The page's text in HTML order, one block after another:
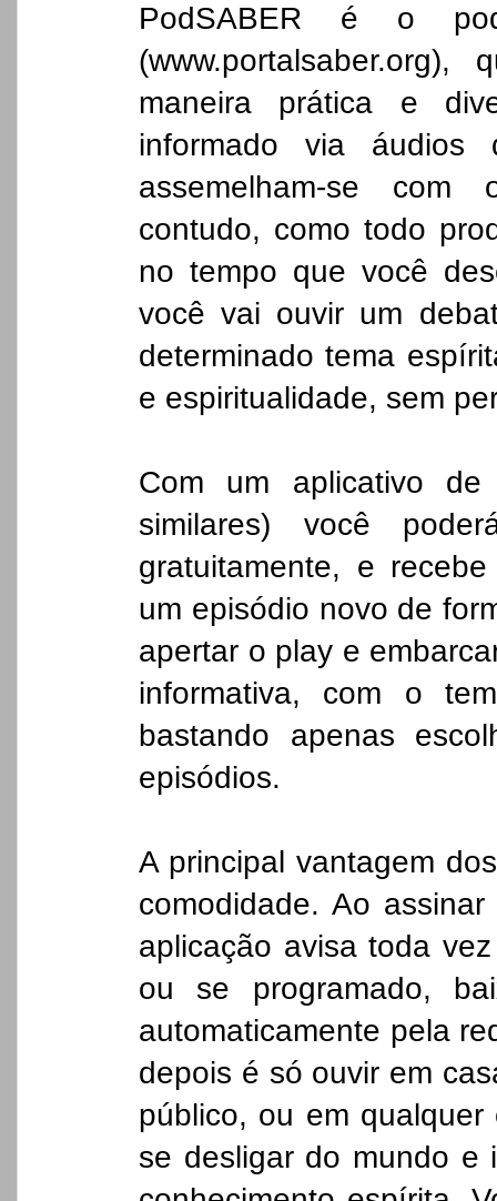
PodSABER é o
maneira prática e
informado via áudios
assemelham-se
contudo, como todo
no tempo que você
você vai ouvir um
determinado tema
e espiritualidade, sem
Com um aplicativo
similares) você
gratuitamente, e
um episódio novo de
apertar o play e
informativa, com o
bastando apenas
episódios.
A principal vantagem
comodidade. Ao
aplicação avisa toda
ou se programado,
automaticamente pela
depois é só ouvir em
público, ou em
se desligar do mundo e